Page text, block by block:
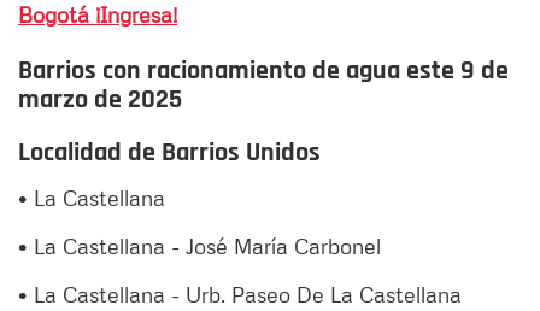
Bogotá ¡Ingresa!
Barrios con racionamiento de agua este 9 de
marzo de 2025
Localidad de Barrios Unidos
• La Castellana
• La Castellana - José María Carbonel
• La Castellana - Urb. Paseo De La Castellana